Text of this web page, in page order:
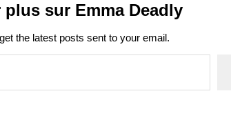
plus sur Emma Deadly
the latest posts sent to your email.